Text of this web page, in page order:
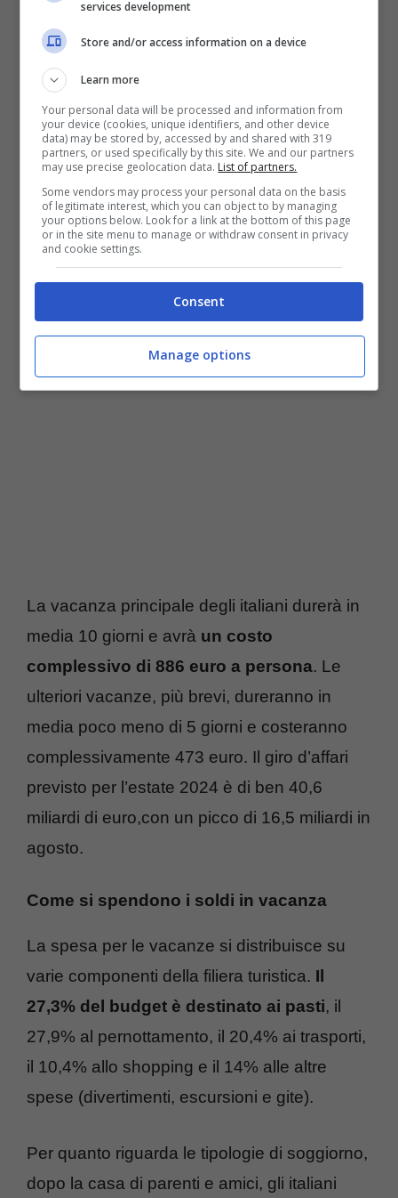
montagna, laghi e località termali e città
d’arte e cultura.
Mare tra le mete più gettonate
La vacanza principale degli italiani durerà in
media 10 giorni e avrà un costo
complessivo di 886 euro a persona. Le
ulteriori vacanze, più brevi, dureranno in
media poco meno di 5 giorni e costeranno
complessivamente 473 euro. Il giro d’affari
previsto per l’estate 2024 è di ben 40,6
miliardi di euro,con un picco di 16,5 miliardi in
agosto.
Come si spendono i soldi in vacanza
La spesa per le vacanze si distribuisce su
varie componenti della filiera turistica. Il
27,3% del budget è destinato ai pasti, il
27,9% al pernottamento, il 20,4% ai trasporti,
il 10,4% allo shopping e il 14% alle altre
spese (divertimenti, escursioni e gite).
Per quanto riguarda le tipologie di soggiorno,
dopo la casa di parenti e amici, gli italiani
services development
Store and/or access information on a device
Learn more
Your personal data will be processed and information from
your device (cookies, unique identifiers, and other device
data) may be stored by, accessed by and shared with 319
partners, or used specifically by this site. We and our partners
may use precise geolocation data. List of partners.
Some vendors may process your personal data on the basis
of legitimate interest, which you can object to by managing
your options below. Look for a link at the bottom of this page
or in the site menu to manage or withdraw consent in privacy
and cookie settings.
Consent
Manage options